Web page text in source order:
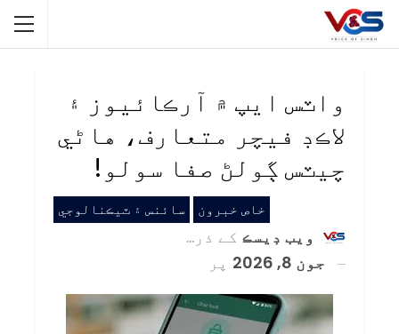
واٽس ايپ ۾ آرڪائيوز ۽
لاڪڊ فيچر متعارف، هاڻي
چيٽس ڳولڻ صفا سولو!
خاص خبرون سائنس ۽ ٽيڪنالوجي
ويب ڊيسڪ کے ذریعہ
جون 8, 2026
پر